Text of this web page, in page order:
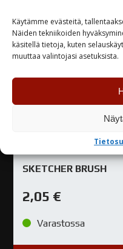
Käytämme evästeitä,
Näiden tekniikoiden
käsitellä tietoja, kuten
muuttaa valintojasi asetuksista.
SKETCHER BRUSH
2,05 €
Varastossa